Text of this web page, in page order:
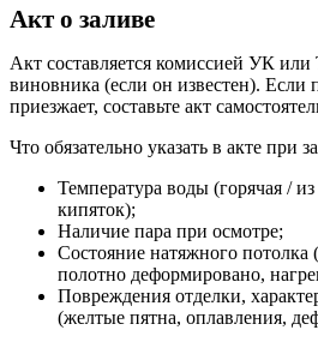
Акт о заливе
Акт составляется комиссией УК
виновника (если он известен). Если
приезжает, составьте акт
Что обязательно указать в акте при
Температура воды (горячая /
кипяток);
Наличие пара при осмотре;
Состояние натяжного потолка
полотно деформировано,
Повреждения отделки,
(желтые пятна, оплавления,